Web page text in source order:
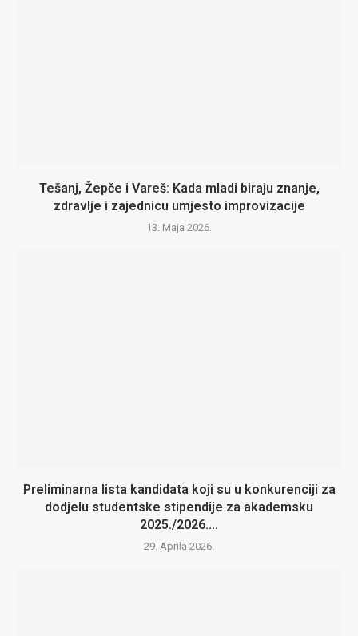
Tešanj, Žepče i Vareš: Kada mladi biraju znanje,
zdravlje i zajednicu umjesto improvizacije
13. Maja 2026.
Preliminarna lista kandidata koji su u konkurenciji za
dodjelu studentske stipendije za akademsku
2025./2026....
29. Aprila 2026.